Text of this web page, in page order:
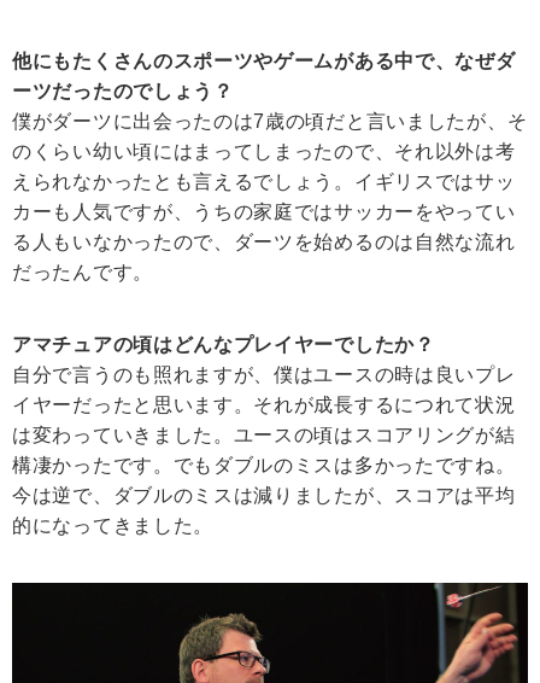
他にもたくさんのスポーツやゲームがある中で、なぜダ
ーツだったのでしょう？
僕がダーツに出会ったのは7歳の頃だと言いましたが、そ
のくらい幼い頃にはまってしまったので、それ以外は考
えられなかったとも言えるでしょう。イギリスではサッ
カーも人気ですが、うちの家庭ではサッカーをやってい
る人もいなかったので、ダーツを始めるのは自然な流れ
だったんです。
アマチュアの頃はどんなプレイヤーでしたか？
自分で言うのも照れますが、僕はユースの時は良いプレ
イヤーだったと思います。それが成長するにつれて状況
は変わっていきました。ユースの頃はスコアリングが結
構凄かったです。でもダブルのミスは多かったですね。
今は逆で、ダブルのミスは減りましたが、スコアは平均
的になってきました。